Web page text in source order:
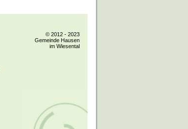
© 2012 - 2023
Gemeinde Hausen
im Wiesental